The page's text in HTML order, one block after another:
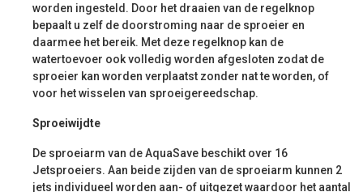
worden ingesteld. Door het draaien van de regelknop
bepaalt u zelf de doorstroming naar de sproeier en
daarmee het bereik. Met deze regelknop kan de
watertoevoer ook volledig worden afgesloten zodat de
sproeier kan worden verplaatst zonder nat te worden, of
voor het wisselen van sproeigereedschap.
Sproeiwijdte
De sproeiarm van de AquaSave beschikt over 16
Jetsproeiers. Aan beide zijden van de sproeiarm kunnen 2
jets individueel worden aan- of uitgezet waardoor het aantal